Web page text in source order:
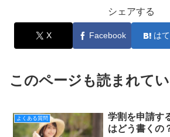
シェアする
X Facebook は
このページも読まれて
よくある質問
学割を申請す
はどう書くの